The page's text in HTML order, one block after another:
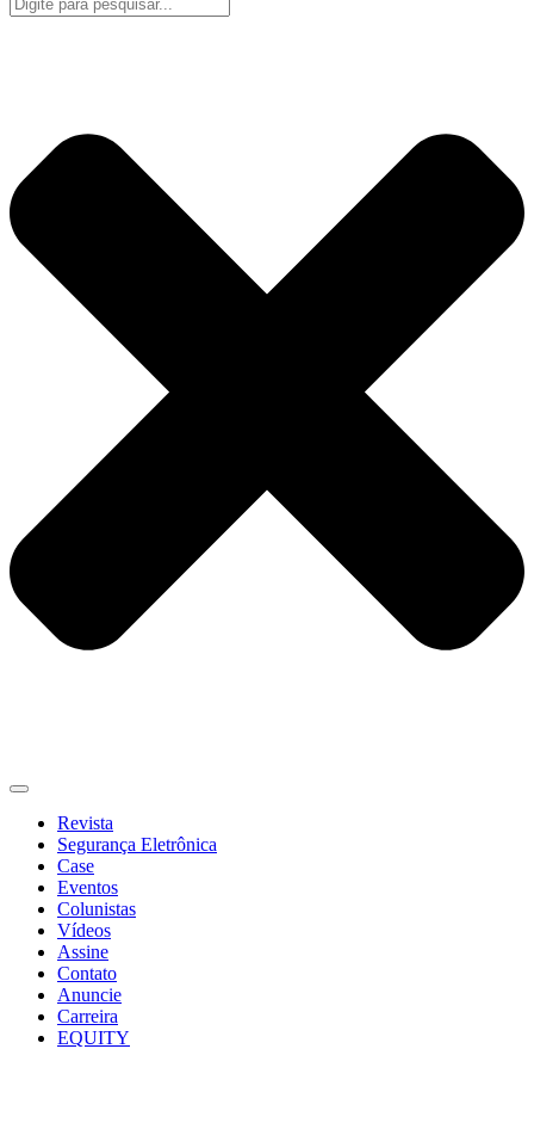
Revista
Segurança Eletrônica
Case
Eventos
Colunistas
Vídeos
Assine
Contato
Anuncie
Carreira
EQUITY